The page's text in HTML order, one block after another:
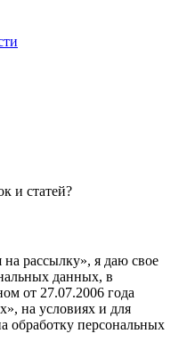
и статей?
рассылку», я даю свое
данных, в
от 27.07.2006 года
на условиях и для
обработку персональных